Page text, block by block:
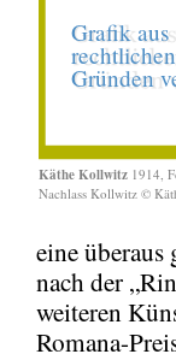
Käthe Kollwitz 1914,
Nachlass Kollwitz ©
eine
nach der
weiteren
Romana-